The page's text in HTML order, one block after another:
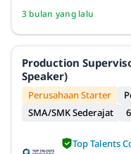
3 bulan yang lalu
Production
Speaker)
Perusahaan Starter
SMA/SMK Sederajat
Top Talents